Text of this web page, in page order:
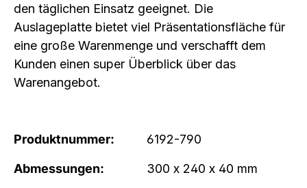
den täglichen Einsatz geeignet. Die
Auslageplatte bietet viel Präsentationsfläche für
eine große Warenmenge und verschafft dem
Kunden einen super Überblick über das
Warenangebot.
Produktnummer: 6192-790
Abmessungen: 300 x 240 x 40 mm